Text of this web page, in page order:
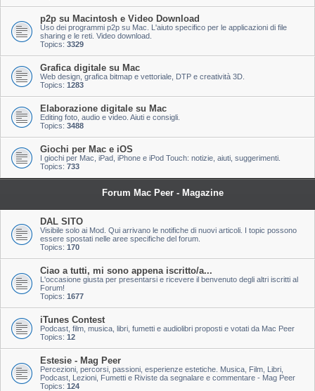
p2p su Macintosh e Video Download
Uso dei programmi p2p su Mac. L'aiuto specifico per le applicazioni di file
sharing e le reti. Video download.
Topics: 3329
Grafica digitale su Mac
Web design, grafica bitmap e vettoriale, DTP e creatività 3D.
Topics: 1283
Elaborazione digitale su Mac
Editing foto, audio e video. Aiuti e consigli.
Topics: 3488
Giochi per Mac e iOS
I giochi per Mac, iPad, iPhone e iPod Touch: notizie, aiuti, suggerimenti.
Topics: 733
Forum Mac Peer - Magazine
DAL SITO
Visibile solo ai Mod. Qui arrivano le notifiche di nuovi articoli. I topic possono
essere spostati nelle aree specifiche del forum.
Topics: 170
Ciao a tutti, mi sono appena iscritto/a...
L'occasione giusta per presentarsi e ricevere il benvenuto degli altri iscritti al
Forum!
Topics: 1677
iTunes Contest
Podcast, film, musica, libri, fumetti e audiolibri proposti e votati da Mac Peer
Topics: 12
Estesie - Mag Peer
Percezioni, percorsi, passioni, esperienze estetiche. Musica, Film, Libri,
Podcast, Lezioni, Fumetti e Riviste da segnalare e commentare - Mag Peer
Topics: 124